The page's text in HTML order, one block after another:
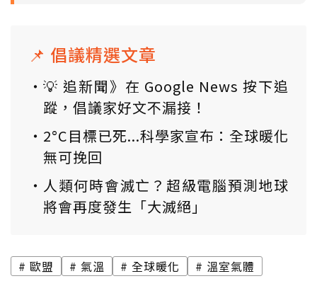
📌 倡議精選文章
💡 追新聞》在 Google News 按下追
蹤，倡議家好文不漏接！
2°C目標已死...科學家宣布：全球暖化
無可挽回
人類何時會滅亡？超級電腦預測地球
將會再度發生「大滅絕」
歐盟 氣溫 全球暖化 溫室氣體